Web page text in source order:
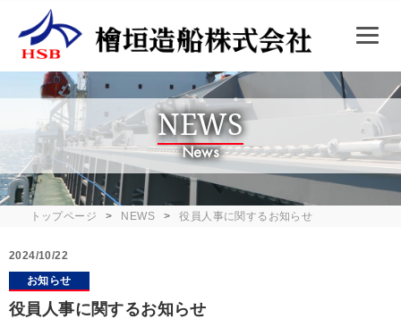
NEWS
News
トップページ NEWS 役員人事に関するお知らせ
2024/10/22
お知らせ
役員人事に関するお知らせ